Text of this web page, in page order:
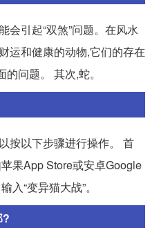
会引起“双煞”问题。在风水
运和健康的动物,它们的存在
问题。 其次,蛇。
按以下步骤进行操作。 首
果App Store或安卓Google
“变异猫大战”。
?